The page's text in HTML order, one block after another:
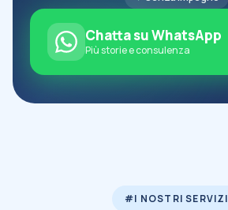
Chatta su WhatsApp
Più storie e consulenza
#I NOSTRI SERVIZI